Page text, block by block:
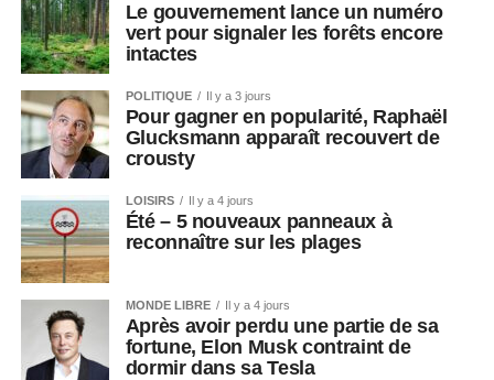
Le gouvernement lance un numéro
vert pour signaler les forêts encore
intactes
POLITIQUE Il y a 3 jours
Pour gagner en popularité, Raphaël
Glucksmann apparaît recouvert de
crousty
LOISIRS Il y a 4 jours
Été – 5 nouveaux panneaux à
reconnaître sur les plages
MONDE LIBRE Il y a 4 jours
Après avoir perdu une partie de sa
fortune, Elon Musk contraint de
dormir dans sa Tesla